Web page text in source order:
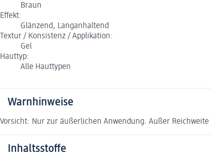
Braun
Effekt:
Glänzend, Langanhaltend
Textur / Konsistenz / Applikation:
Gel
Hauttyp:
Alle Hauttypen
Warnhinweise
Vorsicht: Nur zur äußerlichen Anwendung. Außer
Inhaltsstoffe